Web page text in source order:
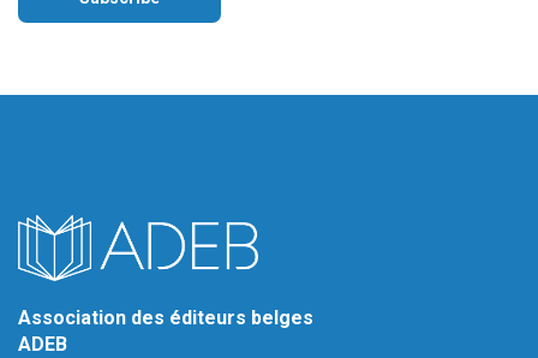
Association des éditeurs belges
ADEB